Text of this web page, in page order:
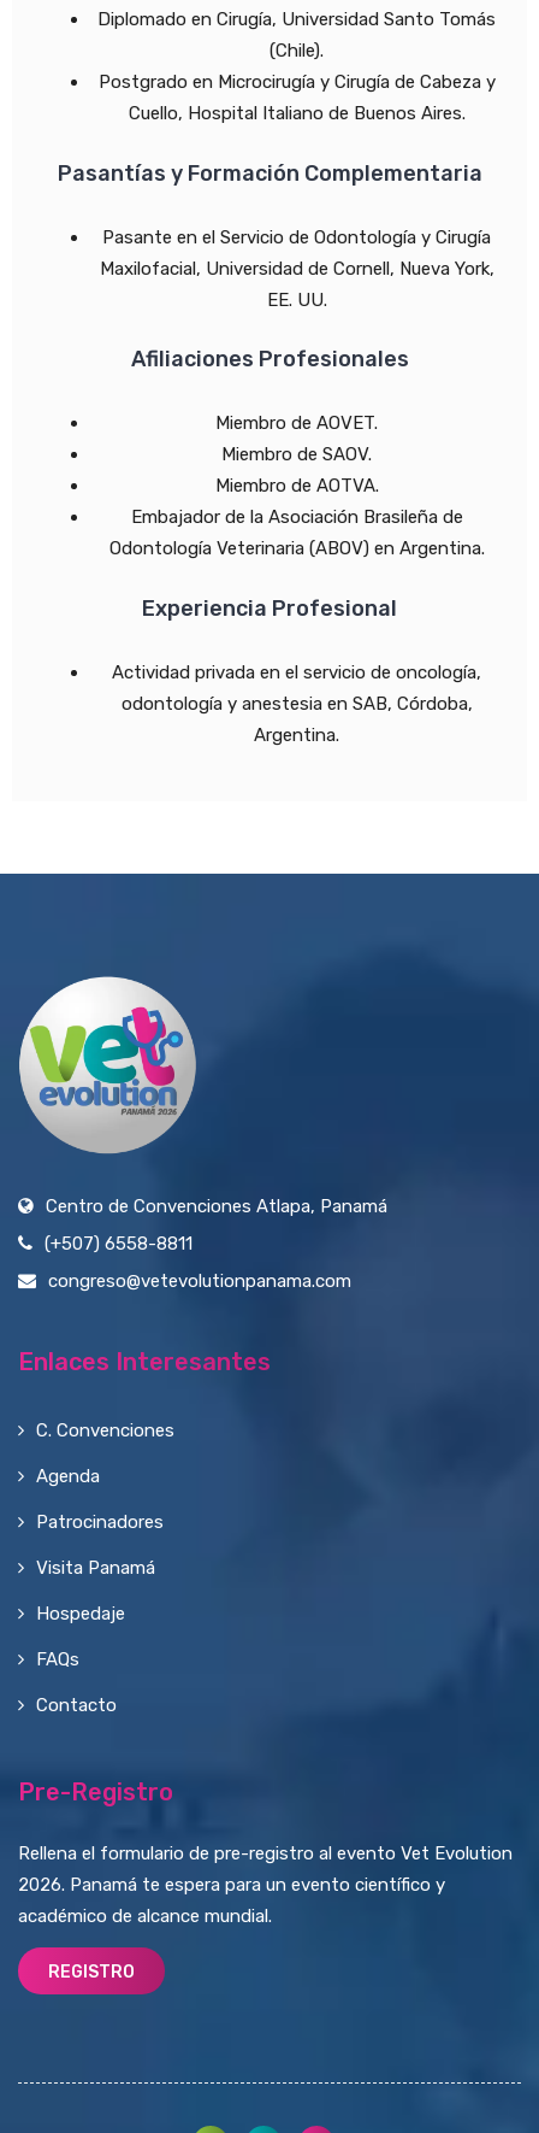
Diplomado en Cirugía, Universidad Santo Tomás
(Chile).
Postgrado en Microcirugía y Cirugía de Cabeza y
Cuello, Hospital Italiano de Buenos Aires.
Pasantías y Formación Complementaria
Pasante en el Servicio de Odontología y Cirugía
Maxilofacial, Universidad de Cornell, Nueva York,
EE. UU.
Afiliaciones Profesionales
Miembro de AOVET.
Miembro de SAOV.
Miembro de AOTVA.
Embajador de la Asociación Brasileña de
Odontología Veterinaria (ABOV) en Argentina.
Experiencia Profesional
Actividad privada en el servicio de oncología,
odontología y anestesia en SAB, Córdoba,
Argentina.
Centro de Convenciones Atlapa, Panamá
(+507) 6558-8811
congreso@vetevolutionpanama.com
Enlaces Interesantes
C. Convenciones
Agenda
Patrocinadores
Visita Panamá
Hospedaje
FAQs
Contacto
Pre-Registro
Rellena el formulario de pre-registro al evento Vet Evolution
2026. Panamá te espera para un evento científico y
académico de alcance mundial.
REGISTRO